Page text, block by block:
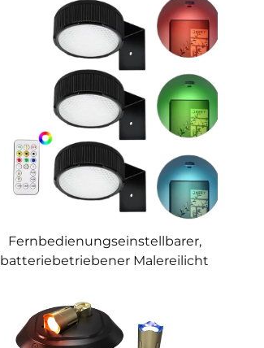
Fernbedienungseinstellbarer,
batteriebetriebener Malereilicht